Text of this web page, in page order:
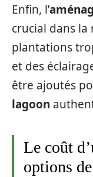
Enfin, l’
crucial dans
plantations
et des
être ajoutés
lagoon
Le coût
options